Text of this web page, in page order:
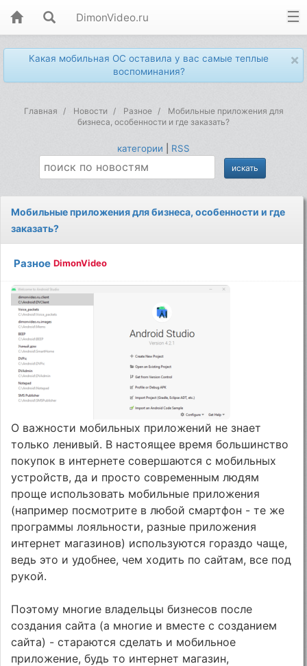
DimonVideo.ru
×
Какая мобильная ОС оставила у вас самые теплые
воспоминания?
Главная Новости Разное
Мобильные приложения для
бизнеса, особенности и где заказать?
категории RSS
Мобильные приложения для бизнеса, особенности и где
заказать?
Разное DimonVideo
О важности мобильных приложений не знает
только ленивый. В настоящее время большинство
покупок в интернете совершаются с мобильных
устройств, да и просто современным людям
проще использовать мобильные приложения
(например посмотрите в любой смартфон - те же
программы лояльности, разные приложения
интернет магазинов) используются гораздо чаще,
ведь это и удобнее, чем ходить по сайтам, все под
рукой.
Поэтому многие владельцы бизнесов после
создания сайта (а многие и вместе с созданием
сайта) - стараются сделать и мобильное
приложение, будь то интернет магазин,